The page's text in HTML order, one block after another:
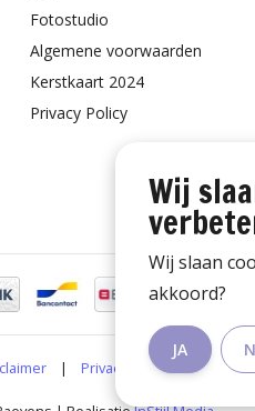
Fotostudio
Algemene voorwaarden
Kerstkaart 2024
Privacy Policy
| Privacy Policy RSS
Wij
Wij slaan
akkoord?
JA